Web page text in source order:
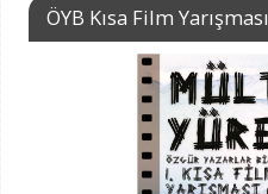
ÖYB Kısa Film Yarışması